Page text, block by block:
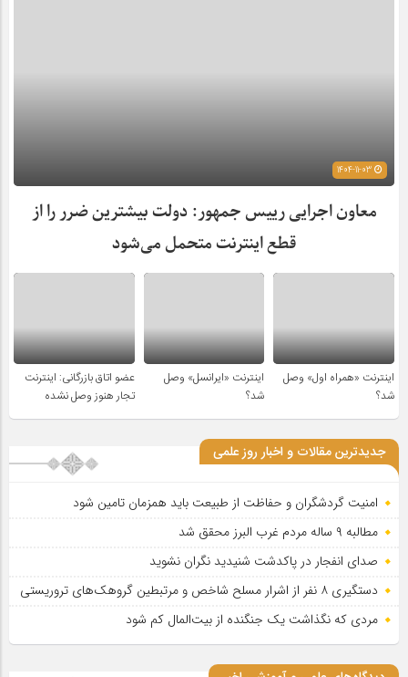
معاون اجرایی رییس جمهور: دولت بیشترین ضرر را از
قطع اینترنت متحمل می‌شود
اینترنت «همراه اول» وصل
شد؟
اینترنت «ایرانسل» وصل
شد؟
عضو اتاق بازرگانی: اینترنت
تجار هنوز وصل نشده
جدیدترین مقالات و اخبار روز علمی
امنیت گردشگران و حفاظت از طبیعت باید همزمان تامین شود
مطالبه ۹ ساله مردم غرب البرز محقق شد
صدای انفجار در پاکدشت شنیدید نگران نشوید
دستگیری ۸ نفر از اشرار مسلح شاخص و مرتبطین گروهک‌های تروریستی
مردی که نگذاشت یک جنگنده از بیت‌المال کم شود